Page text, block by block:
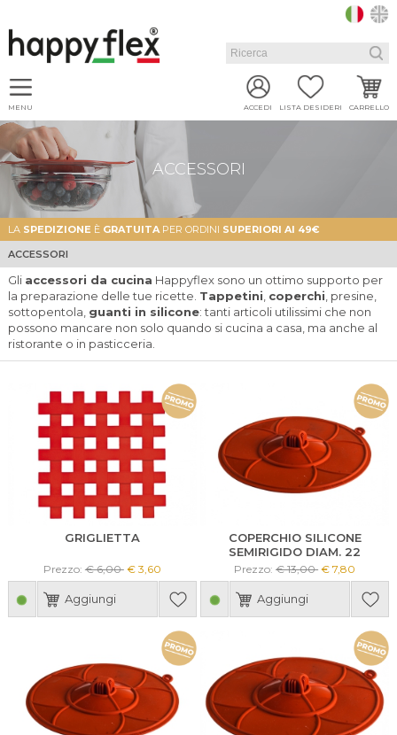
MENU ACCEDI LISTA DESIDERI CARRELLO
ACCESSORI
LA SPEDIZIONE È GRATUITAPER ORDINI SUPERIORI AI 49€
ACCESSORI
Gli accessori da cucina Happyflex sono un ottimo supporto per
la preparazione delle tue ricette. Tappetini coperchi , presine,
sottopentola, guanti in silicone: tanti articoli utilissimi che non
possono mancare non solo quando si cucina a casa, ma anche al
ristorante o in pasticceria.
GRIGLIETTA
Prezzo: € 6,00 € 3,60
Aggiungi
COPERCHIO SILICONE
SEMIRIGIDO DIAM. 22
Prezzo:€ 13,00 € 7,80
Aggiungi